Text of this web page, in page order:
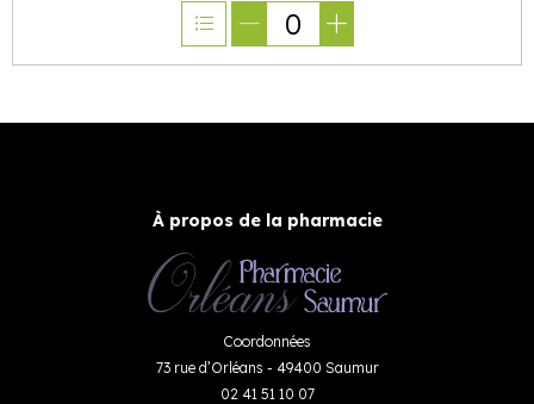
0
À propos de la pharmacie
Coordonnées
73 rue d’Orléans - 49400 Saumur
02 41 51 10 07